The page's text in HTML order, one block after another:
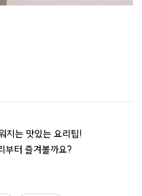
지는 맛있는 요리팁!
부터 즐겨볼까요?